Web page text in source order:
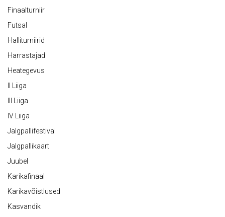
Finaalturniir
Futsal
Halliturniirid
Harrastajad
Heategevus
II Liiga
III Liiga
IV Liiga
Jalgpallifestival
Jalgpallikaart
Juubel
Karikafinaal
Karikavõistlused
Kasvandik